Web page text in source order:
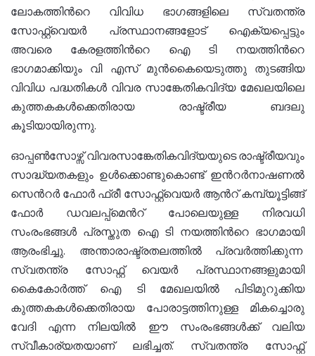
ലോകത്തിന്‍റെ വിവിധ ഭാഗങ്ങളിലെ സ്വതന്ത്ര
സോഫ്റ്റ്വെയര്‍ പ്രസ്ഥാനങ്ങളോട് ഐക്യപ്പെട്ടും
അവരെ കേരളത്തിന്‍റെ ഐ ടി നയത്തിന്‍റെ
ഭാഗമാക്കിയും വി എസ് മുന്‍കൈയെടുത്തു തുടങ്ങിയ
വിവിധ പദ്ധതികള്‍ വിവര സാങ്കേതികവിദ്യ മേഖലയിലെ
കുത്തകകള്‍ക്കെതിരായ രാഷ്ട്രീയ ബദലു
കൂടിയായിരുന്നു.
ഓപ്പണ്‍സോഴ്സ് വിവരസാങ്കേതികവിദ്യയുടെ രാഷ്ട്രീയവും
സാദ്ധ്യതകളും ഉള്‍ക്കൊണ്ടുകൊണ്ട് ഇന്‍റര്‍നാഷണല്‍
സെന്‍റര്‍ ഫോര്‍ ഫ്രീ സോഫ്റ്റ്വെയര്‍ ആന്‍റ് കമ്പ്യൂട്ടിങ്ങ്
ഫോര്‍ ഡവലപ്പ്മെന്‍റ് പോലെയുള്ള നിരവധി
സംരംഭങ്ങള്‍ പ്രസ്തുത ഐ ടി നയത്തിന്‍റെ ഭാഗമായി
ആരംഭിച്ചു. അന്താരാഷ്ട്രതലത്തില്‍ പ്രവര്‍ത്തിക്കുന്ന
സ്വതന്ത്ര സോഫ്റ്റ് വെയര്‍ പ്രസ്ഥാനങ്ങളുമായി
കൈകോര്‍ത്ത് ഐ ടി മേഖലയില്‍ പിടിമുറുക്കിയ
കുത്തകകള്‍ക്കെതിരായ പോരാട്ടത്തിനുള്ള മികച്ചൊരു
വേദി എന്ന നിലയില്‍ ഈ സംരംഭങ്ങള്‍ക്ക് വലിയ
സ്വീകാര്യതയാണ് ലഭിച്ചത്. സ്വതന്ത്ര സോഫ്റ്റ്